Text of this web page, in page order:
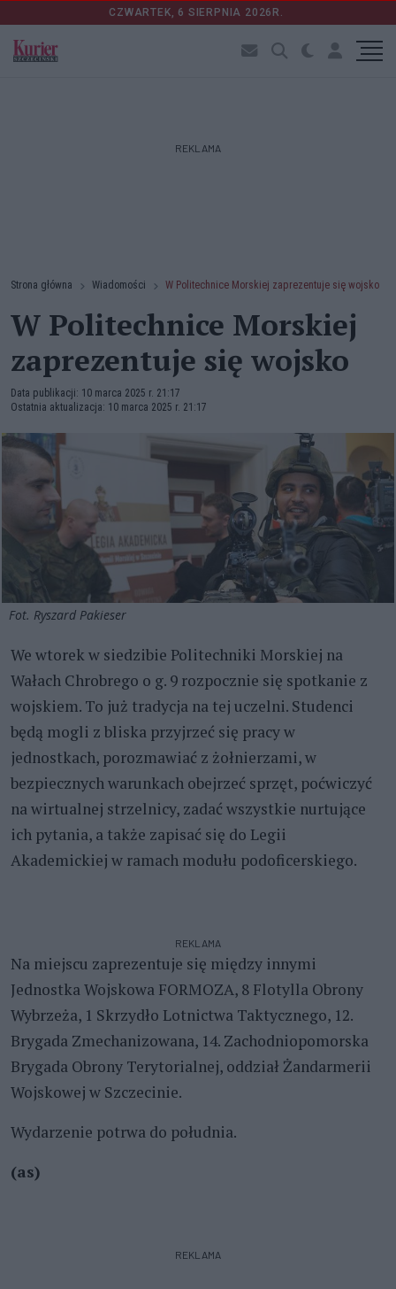
CZWARTEK, 6 SIERPNIA 2026R.
REKLAMA
Strona główna Wiadomości W Politechnice Morskiej zaprezentuje się wojsko
W Politechnice Morskiej
zaprezentuje się wojsko
Data publikacji: 10 marca 2025 r. 21:17
Ostatnia aktualizacja: 10 marca 2025 r. 21:17
Fot. Ryszard Pakieser
We wtorek w siedzibie Politechniki Morskiej na
Wałach Chrobrego o g. 9 rozpocznie się spotkanie z
wojskiem. To już tradycja na tej uczelni. Studenci
będą mogli z bliska przyjrzeć się pracy w
jednostkach, porozmawiać z żołnierzami, w
bezpiecznych warunkach obejrzeć sprzęt, poćwiczyć
na wirtualnej strzelnicy, zadać wszystkie nurtujące
ich pytania, a także zapisać się do Legii
Akademickiej w ramach modułu podoficerskiego.
REKLAMA
Na miejscu zaprezentuje się między innymi
Jednostka Wojskowa FORMOZA, 8 Flotylla Obrony
Wybrzeża, 1 Skrzydło Lotnictwa Taktycznego, 12.
Brygada Zmechanizowana, 14. Zachodniopomorska
Brygada Obrony Terytorialnej, oddział Żandarmerii
Wojskowej w Szczecinie.
Wydarzenie potrwa do południa.
(as)
REKLAMA